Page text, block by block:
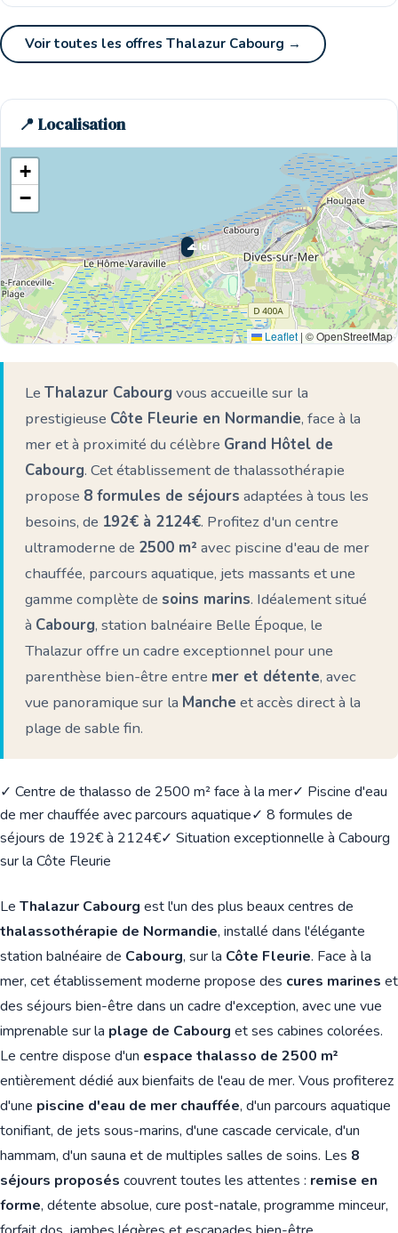
Voir toutes les offres Thalazur Cabourg →
📍 Localisation
🌊 Ici
+
−
Leaflet | © OpenStreetMap
Le Thalazur Cabourg vous accueille sur la
prestigieuse Côte Fleurie en Normandie, face à la
mer et à proximité du célèbre Grand Hôtel de
Cabourg. Cet établissement de thalassothérapie
propose 8 formules de séjours adaptées à tous les
besoins, de 192€ à 2124€. Profitez d'un centre
ultramoderne de 2500 m² avec piscine d'eau de mer
chauffée, parcours aquatique, jets massants et une
gamme complète de soins marins. Idéalement situé
à Cabourg, station balnéaire Belle Époque, le
Thalazur offre un cadre exceptionnel pour une
parenthèse bien-être entre mer et détente, avec
vue panoramique sur la Manche et accès direct à la
plage de sable fin.
✓ Centre de thalasso de 2500 m² face à la mer✓ Piscine d'eau
de mer chauffée avec parcours aquatique✓ 8 formules de
séjours de 192€ à 2124€✓ Situation exceptionnelle à Cabourg
sur la Côte Fleurie
Le Thalazur Cabourg est l'un des plus beaux centres de
thalassothérapie de Normandie, installé dans l'élégante
station balnéaire de Cabourg, sur la Côte Fleurie. Face à la
mer, cet établissement moderne propose des cures marines et
des séjours bien-être dans un cadre d'exception, avec une vue
imprenable sur la plage de Cabourg et ses cabines colorées.
Le centre dispose d'un espace thalasso de 2500 m²
entièrement dédié aux bienfaits de l'eau de mer. Vous profiterez
d'une piscine d'eau de mer chauffée, d'un parcours aquatique
tonifiant, de jets sous-marins, d'une cascade cervicale, d'un
hammam, d'un sauna et de multiples salles de soins. Les 8
séjours proposés couvrent toutes les attentes : remise en
forme, détente absolue, cure post-natale, programme minceur,